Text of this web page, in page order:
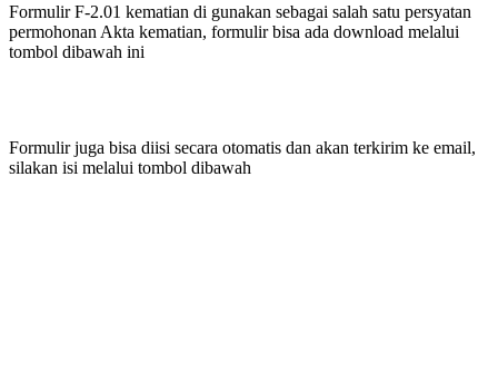
Formulir F-2.01 kematian di gunakan sebagai salah satu persyatan
permohonan Akta kematian, formulir bisa ada download melalui
tombol dibawah ini
Formulir juga bisa diisi secara otomatis dan akan terkirim ke email,
silakan isi melalui tombol dibawah